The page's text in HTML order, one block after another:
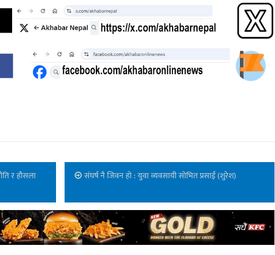
र हौसला
संघर्ष नै जिवन हो : युवा व्यवसायी सोभित प्रसाईं (शुरेश)